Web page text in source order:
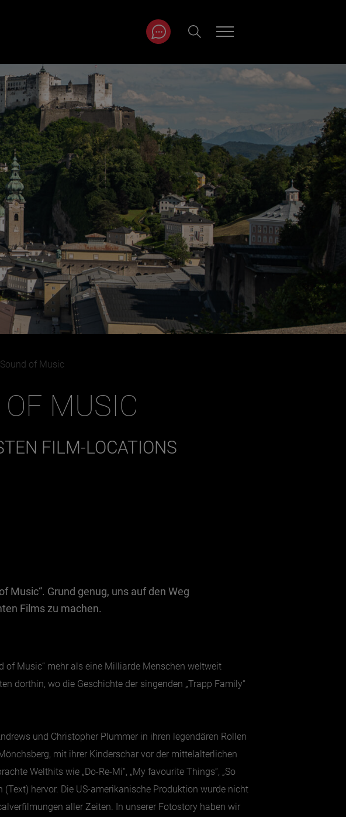
BEITRÄGE NACH
MONAT
Jänner
Februar
April
Juni
Juli
August
September
Oktober
November
Dezember
of Music
MUSIC
FILM-LOCATIONS
Music“. Grund genug, uns auf den Weg
Films zu machen.
of Music“ mehr als eine Milliarde Menschen weltweit
dorthin, wo die Geschichte der singenden „Trapp Family“
und Christopher Plummer in ihren legendären Rollen
mit ihrer Kinderschar vor der mittelalterlichen
Welthits wie „Do-Re-Mi“, „My favourite Things“, „So
(Text) hervor. Die US-amerikanische Produktion wurde nicht
aller Zeiten. In unserer Fotostory haben wir